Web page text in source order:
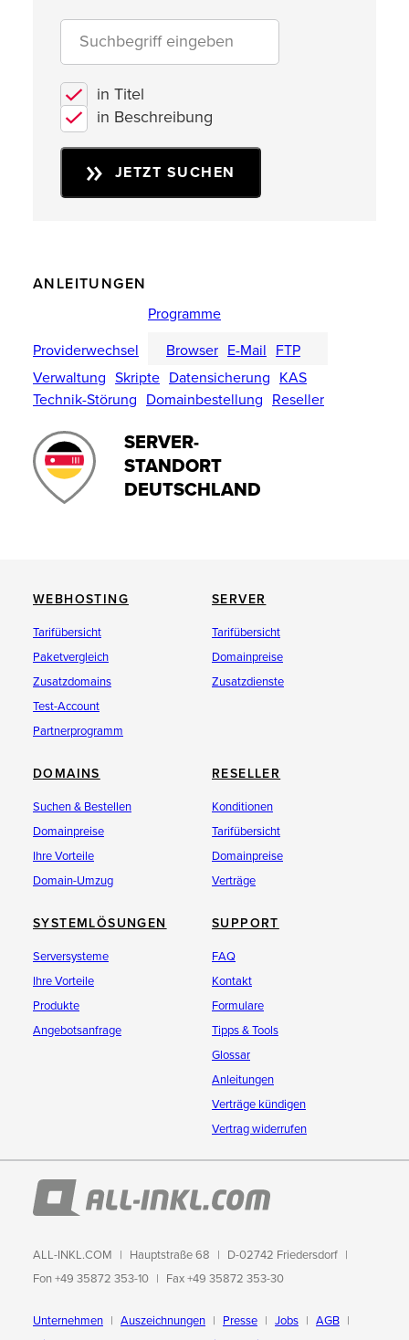
in Titel
in Beschreibung
JETZT SUCHEN
ANLEITUNGEN
Providerwechsel
Programme
Browser E-Mail FTP
Verwaltung Skripte Datensicherung KAS
Technik-Störung Domainbestellung Reseller
SERVER-
STANDORT
DEUTSCHLAND
WEBHOSTING
Tarifübersicht
Paketvergleich
Zusatzdomains
Test-Account
Partnerprogramm
SERVER
Tarifübersicht
Domainpreise
Zusatzdienste
DOMAINS
Suchen & Bestellen
Domainpreise
Ihre Vorteile
Domain-Umzug
RESELLER
Konditionen
Tarifübersicht
Domainpreise
Verträge
SYSTEMLÖSUNGEN
Serversysteme
Ihre Vorteile
Produkte
Angebotsanfrage
SUPPORT
FAQ
Kontakt
Formulare
Tipps & Tools
Glossar
Anleitungen
Verträge kündigen
Vertrag widerrufen
ALL-INKL.COM Hauptstraße 68
D-02742 Friedersdorf
Fon +49 35872 353-10
Fax +49 35872 353-30
Unternehmen Auszeichnungen Presse Jobs
AGB